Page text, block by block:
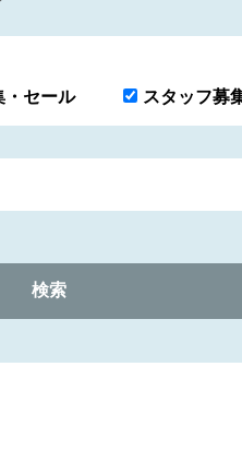
・セール スタッフ募